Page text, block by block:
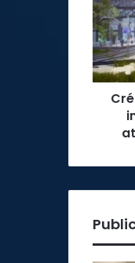
$1.300
millones
obras,
atención
climática
Costa